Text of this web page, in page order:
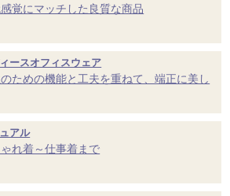
覚にマッチした良質な商品
ースオフィスウェア
ための機能と工夫を重ねて、端正に美し
アル
れ着～仕事着まで